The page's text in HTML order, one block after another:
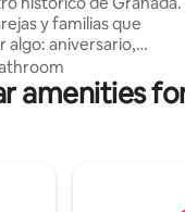
y familias que
algo: aniversario,
sin niños o familiares.
a la Alhambra, Sierra
es sólo el principio.
amenities